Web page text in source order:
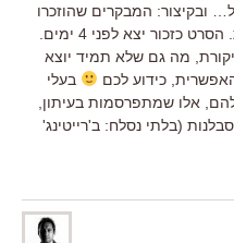
ובקיצור: המבקרים שהוזכרו
לא ראו את הסרט בהקרנות מוקדמות. הסרט כזכור יצא לפני 4 ימים.
מה גם שלא תמיד יוצא
כידוע לכם
בעלי
אלו שמתפרסמות בעיתון,
(בלתי נסלח: ב'רייטינג'